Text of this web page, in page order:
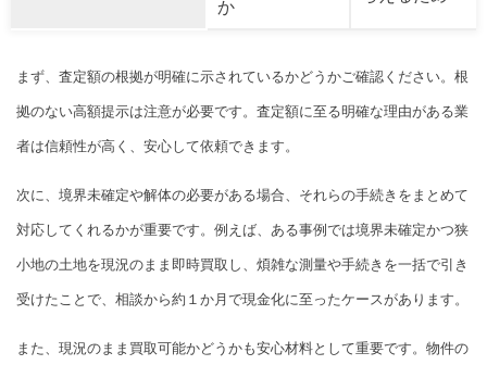
か
まず、査定額の根拠が明確に示されているかどうかご確認ください。根
拠のない高額提示は注意が必要です。査定額に至る明確な理由がある業
者は信頼性が高く、安心して依頼できます。
次に、境界未確定や解体の必要がある場合、それらの手続きをまとめて
対応してくれるかが重要です。例えば、ある事例では境界未確定かつ狭
小地の土地を現況のまま即時買取し、煩雑な測量や手続きを一括で引き
受けたことで、相談から約１か月で現金化に至ったケースがあります。
また、現況のまま買取可能かどうかも安心材料として重要です。物件の